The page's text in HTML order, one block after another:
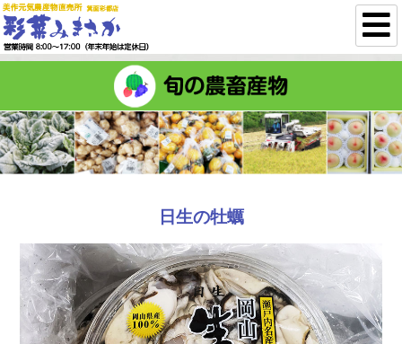
美作元気農産物
彩菜み
営業時間 9:00〜
日生の牡蠣